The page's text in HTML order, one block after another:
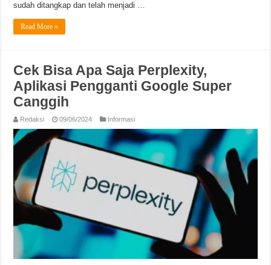
sudah ditangkap dan telah menjadi …
Read More »
Cek Bisa Apa Saja Perplexity,
Aplikasi Pengganti Google Super
Canggih
Redaksi 09/06/2024 Informasi